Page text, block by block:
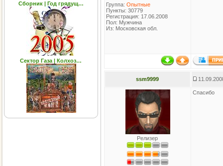
Сборник | Год грядущ…
Сектор Газа | Колхоз…
Группа: Опытные
Пункты: 30779
Регистрация: 17.06.2008
Пол: Мужчина
Из: Московская обл.
ssm9999
Релизер
Спасибо